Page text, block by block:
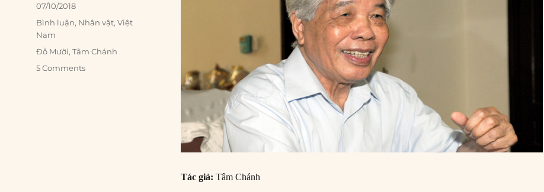
Tác giả:Tâm Chánh
Posted
on
07/10/2018
Categories
Bình luận, Nhân vật,Việt
Nam
Tags
Đỗ Mười,Tâm Chánh
5 Comments